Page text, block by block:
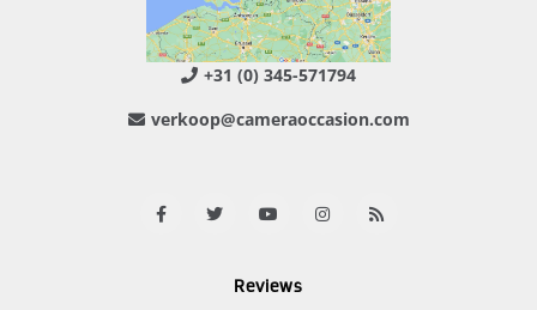
+31 (0) 345-571794
verkoop@cameraoccasion.com
Reviews